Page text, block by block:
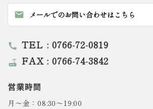
mail メールでのお問い合わせはこちら
call TEL : 0766-72-0819
router FAX : 0766-74-3842
営業時間
月～金：08:30～19:00